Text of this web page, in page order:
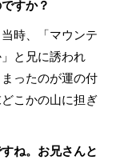
すか？
時、「マウンテ
と兄に誘われ
ったのが運の付
こかの山に担ぎ
ね。お兄さんと